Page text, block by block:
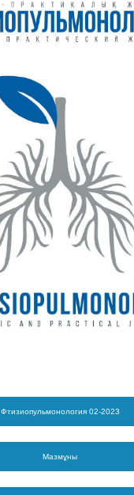
Фтизиопульмонология 02-2023
Мазмұны